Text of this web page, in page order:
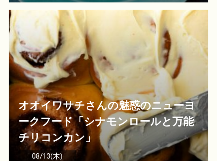
オオイワサチさんの魅惑のニューヨ
ークフード「シナモンロールと万能
チリコンカン」
08/13(木)